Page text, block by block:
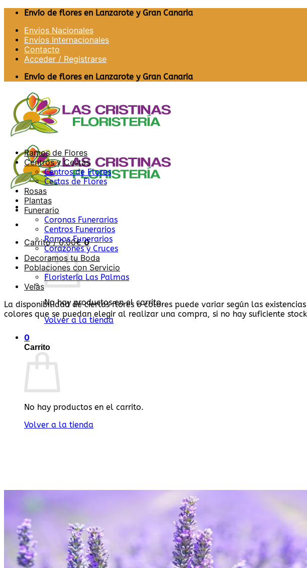
Saltar
contenido
Envío de flores en Lanzarote y Gran Canaria
Envios Nacionales
Envíos Internacionales
Contacto
Acceder / Registrarse
Envío de flores en Lanzarote y Gran Canaria
Carrito /0,00€ 0
No hay productos en el carrito.
Volver a la tienda
0
Carrito
No hay productos en el carrito.
Volver a la tienda
Ramos de Flores
Centros y Cestas
Centros de Flores
Cestas de Flores
Rosas
Plantas
Funerario
Coronas Funerarias
Centros Funerarios
Ramos Funerarios
Corazones y Cruces
Decoramos tu Boda
Poblaciones con Servicio
Floristería Las Palmas
Velas
La disponibilidad de ciertas flores o colores puede variar según las
colores que se puedan elegir al realizar una compra, si no hay suficiente